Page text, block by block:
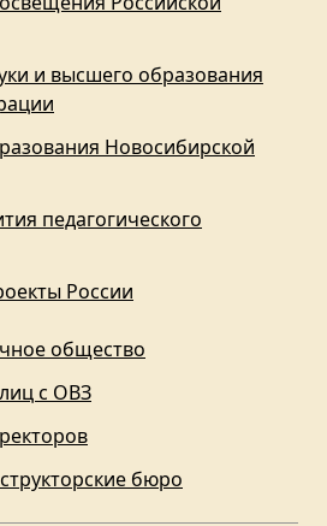
и высшего образования
Новосибирской
педагогического
России
общество
с ОВЗ
бюро